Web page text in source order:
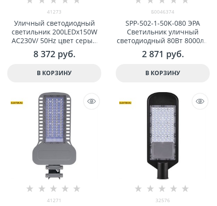
41273
Уличный светодиодный
светильник 200LEDx150W
AC230V/ 50Hz цвет серый
(IP65), SP3050 арт 41273
8 372 руб.
В КОРЗИНУ
Б0046374
SPP-502-1-50K-080 ЭРА
Светильник уличный
светодиодный 80Вт 8000лм
5000К КСС "Ш" 48мм,
установка до 15м арт
2 871 руб.
В КОРЗИНУ
41271 32576